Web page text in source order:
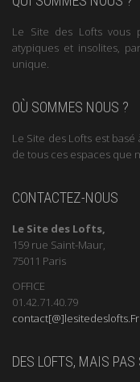
Le Site des Lofts vous
atypiques et insolites,
unique.
OÙ SOMMES NOUS ?
Le Site des Lofts est basé
de tous ces espaces que
CONTACTEZ-NOUS
Le Site des Lofts,
159 rue Saint-Maur,
75011 Paris
OFFICE
01.42.71.40.79
contact[@]lesitedeslofts.Fr
DES LOFTS, MAIS PAS